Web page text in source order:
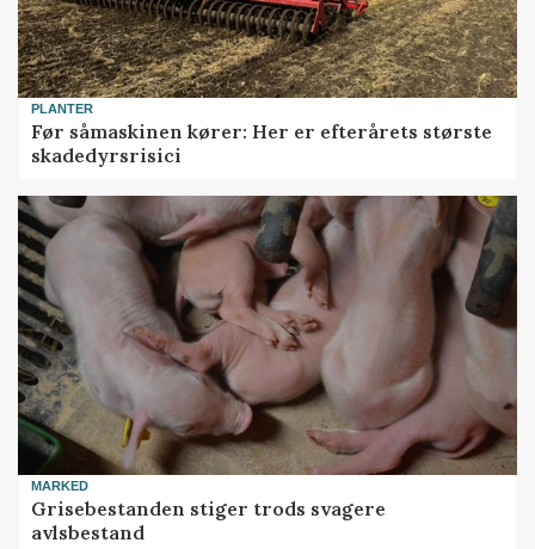
PLANTER
Før såmaskinen kører: Her er efterårets største
skadedyrsrisici
MARKED
Grisebestanden stiger trods svagere
avlsbestand